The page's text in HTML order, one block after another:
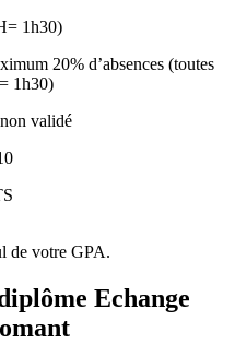
1h30)
20% d’absences (toutes
1h30)
validé
de votre GPA.
Echange